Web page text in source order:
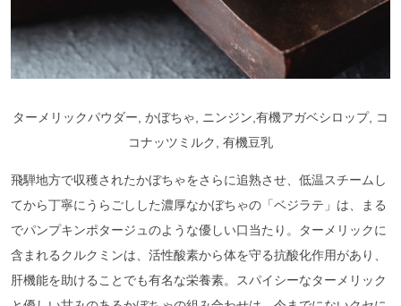
ターメリックパウダー, かぼちゃ, ニンジン,有機アガベシロップ, コ
コナッツミルク, 有機豆乳
飛騨地方で収穫されたかぼちゃをさらに追熟させ、低温スチームし
てから丁寧にうらごしした濃厚なかぼちゃの「ベジラテ」は、まる
でパンプキンポタージュのような優しい口当たり。ターメリックに
含まれるクルクミンは、活性酸素から体を守る抗酸化作用があり、
肝機能を助けることでも有名な栄養素。スパイシーなターメリック